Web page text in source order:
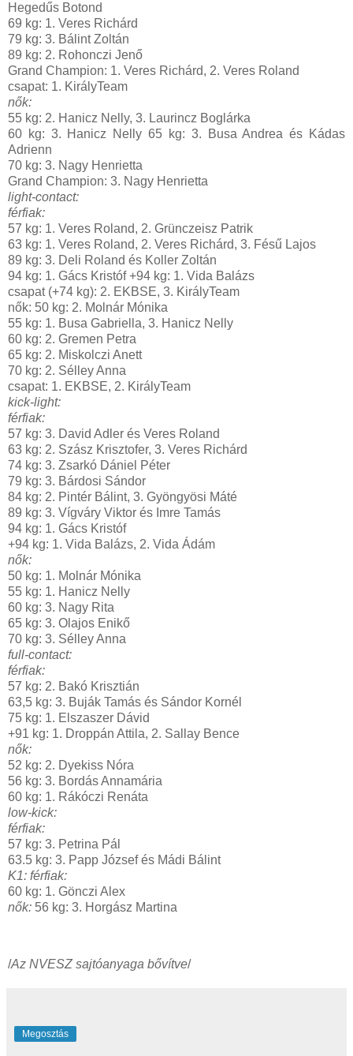
Hegedűs Botond
69 kg: 1. Veres Richárd
79 kg: 3. Bálint Zoltán
89 kg: 2. Rohonczi Jenő
Grand Champion: 1. Veres Richárd, 2. Veres Roland
csapat: 1. KirályTeam
nők:
55 kg: 2. Hanicz Nelly, 3. Laurincz Boglárka
60 kg: 3. Hanicz Nelly 65 kg: 3. Busa Andrea és Kádas
Adrienn
70 kg: 3. Nagy Henrietta
Grand Champion: 3. Nagy Henrietta
light-contact:
férfiak:
57 kg: 1. Veres Roland, 2. Grünczeisz Patrik
63 kg: 1. Veres Roland, 2. Veres Richárd, 3. Fésű Lajos
89 kg: 3. Deli Roland és Koller Zoltán
94 kg: 1. Gács Kristóf +94 kg: 1. Vida Balázs
csapat (+74 kg): 2. EKBSE, 3. KirályTeam
nők: 50 kg: 2. Molnár Mónika
55 kg: 1. Busa Gabriella, 3. Hanicz Nelly
60 kg: 2. Gremen Petra
65 kg: 2. Miskolczi Anett
70 kg: 2. Sélley Anna
csapat: 1. EKBSE, 2. KirályTeam
kick-light:
férfiak:
57 kg: 3. David Adler és Veres Roland
63 kg: 2. Szász Krisztofer, 3. Veres Richárd
74 kg: 3. Zsarkó Dániel Péter
79 kg: 3. Bárdosi Sándor
84 kg: 2. Pintér Bálint, 3. Gyöngyösi Máté
89 kg: 3. Vígváry Viktor és Imre Tamás
94 kg: 1. Gács Kristóf
+94 kg: 1. Vida Balázs, 2. Vida Ádám
nők:
50 kg: 1. Molnár Mónika
55 kg: 1. Hanicz Nelly
60 kg: 3. Nagy Rita
65 kg: 3. Olajos Enikő
70 kg: 3. Sélley Anna
full-contact:
férfiak:
57 kg: 2. Bakó Krisztián
63,5 kg: 3. Buják Tamás és Sándor Kornél
75 kg: 1. Elszaszer Dávid
+91 kg: 1. Droppán Attila, 2. Sallay Bence
nők:
52 kg: 2. Dyekiss Nóra
56 kg: 3. Bordás Annamária
60 kg: 1. Rákóczi Renáta
low-kick:
férfiak:
57 kg: 3. Petrina Pál
63.5 kg: 3. Papp József és Mádi Bálint
K1: férfiak:
60 kg: 1. Gönczi Alex
nők: 56 kg: 3. Horgász Martina
/Az NVESZ sajtóanyaga bővítve/
Megosztás